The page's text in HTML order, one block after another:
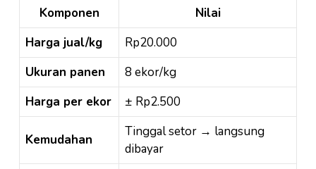
Komponen
Nilai
Harga jual/kg
Rp20.000
Ukuran panen
8 ekor/kg
Harga per ekor
± Rp2.500
Kemudahan
Tinggal setor → langsung
dibayar